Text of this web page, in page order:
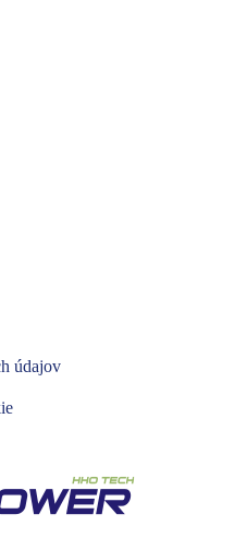
údajov